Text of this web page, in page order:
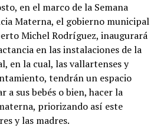
en el marco de la Semana
Materna, el gobierno municipal
Michel Rodríguez, inaugurará
en las instalaciones de la
en la cual, las vallartenses y
tendrán un espacio
a sus bebés o bien, hacer la
priorizando así este
y las madres.